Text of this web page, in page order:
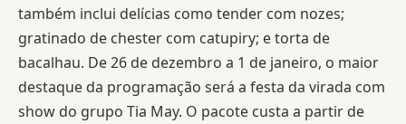
também inclui delícias como tender com nozes;
gratinado de chester com catupiry; e torta de
bacalhau. De 26 de dezembro a 1 de janeiro, o maior
destaque da programação será a festa da virada com
show do grupo Tia May. O pacote custa a partir de